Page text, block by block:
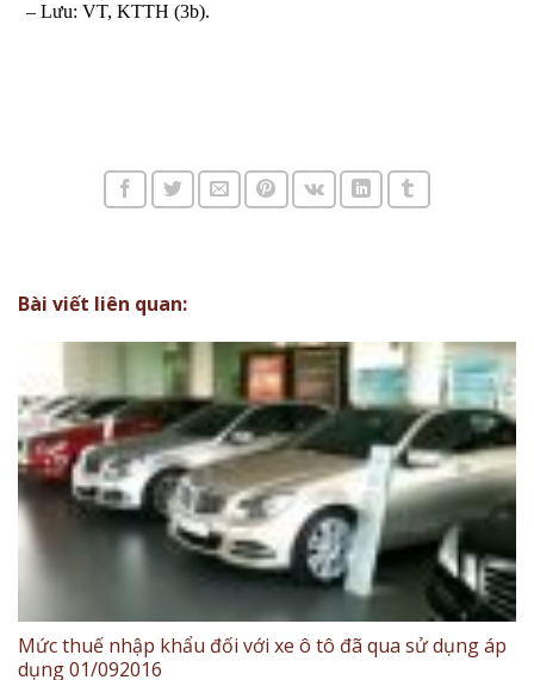
– Lưu: VT, KTTH (3b).
Bài viết liên quan:
Mức thuế nhập khẩu đối với xe ô tô đã qua sử dụng áp
dụng 01/092016